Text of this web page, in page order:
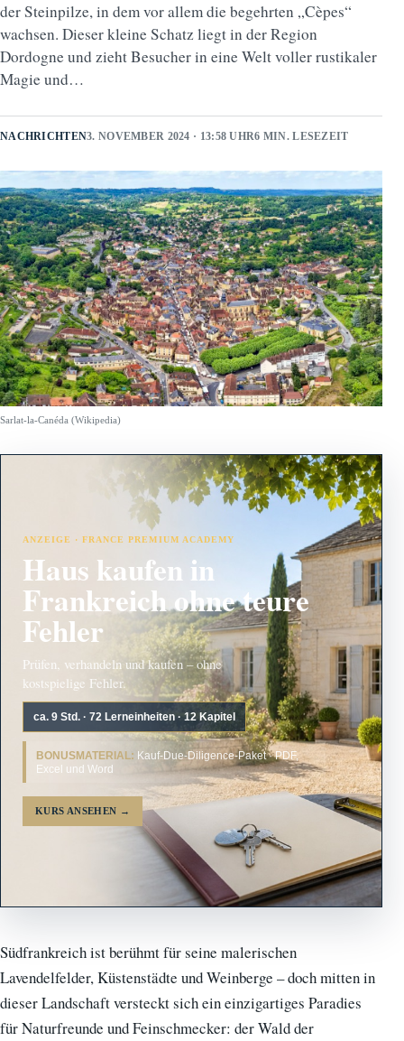
der Steinpilze, in dem vor allem die begehrten „Cèpes“
wachsen. Dieser kleine Schatz liegt in der Region
Dordogne und zieht Besucher in eine Welt voller rustikaler
Magie und…
NACHRICHTEN3. NOVEMBER 2024 · 13:58 UHR6 MIN. LESEZEIT
Sarlat-la-Canéda (Wikipedia)
ANZEIGE · FRANCE PREMIUM ACADEMY
Haus kaufen in
Frankreich ohne teure
Fehler
Prüfen, verhandeln und kaufen – ohne
kostspielige Fehler.
ca. 9 Std. · 72 Lerneinheiten · 12 Kapitel
BONUSMATERIAL: Kauf-Due-Diligence-Paket · PDF,
Excel und Word
KURS ANSEHEN →
Südfrankreich ist berühmt für seine malerischen
Lavendelfelder, Küstenstädte und Weinberge – doch mitten in
dieser Landschaft versteckt sich ein einzigartiges Paradies
für Naturfreunde und Feinschmecker: der Wald der